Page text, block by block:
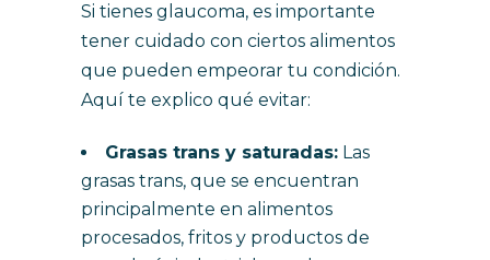
Si tienes glaucoma, es importante
tener cuidado con ciertos alimentos
que pueden empeorar tu condición.
Aquí te explico qué evitar:
Grasas trans y saturadas: Las
grasas trans, que se encuentran
principalmente en alimentos
procesados, fritos y productos de